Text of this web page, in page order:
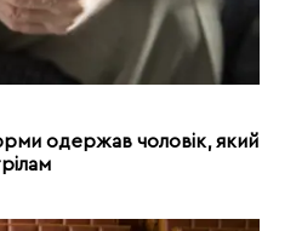
одержав чоловік, який